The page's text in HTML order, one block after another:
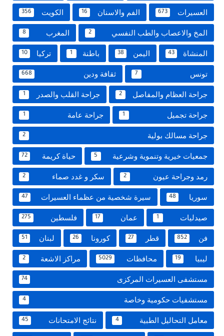
العسيرات 673 الفم والاسنان 16 الكويت 356
المخ والاعصاب والطب النفسي 2 المغرب 8
المنشاة 43 اليمن 38 باطنة 1 تركيا 10
تونس 7 ثقافة ودين 668
جراحة العظام والمفاصل 2 جراحة القلب والصدر 1
جراحة تجميل 1 جراحة عامة 1
جراحة مسالك بولية 2
جمعيات خيرية وتنموية وشرعية 5 حياة كريمة 72
رمد وجراحة عيون 2 سكر و غدد صماء 2
سوريا 48 سيرة شخصية من عظماء العسيرات 47
صيدليات 1 عمان 17 فلسطين 275
فن 852 قطر 27 كورونا 26 لبنان 51
ليبيا 19 محافظات 5029 مراكز الاشعة 2
مستشفى العسيرات المركزى 74
مستشفيات حكومية وخاصة 4
معامل التحاليل الطبية 4 نتائج الامتحانات 45